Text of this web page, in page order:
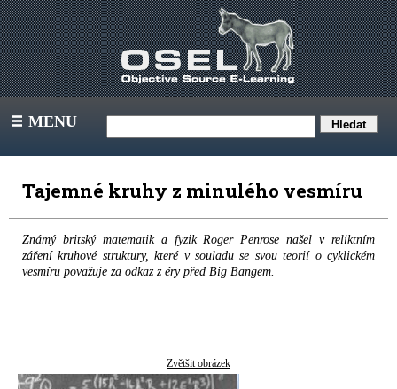
III MENU
Tajemné kruhy z minulého vesmíru
Známý britský matematik a fyzik Roger Penrose našel v reliktním
záření kruhové struktury, které v souladu se svou teorií o cyklickém
vesmíru považuje za odkaz z éry před Big Bangem.
Zvětšit obrázek